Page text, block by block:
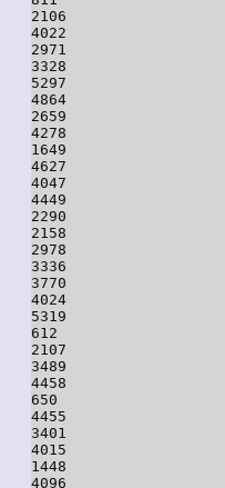
2106
4022
2971
3328
5297
4864
2659
4278
1649
4627
4047
4449
2290
2158
2978
3336
3770
4024
5319
612
2107
3489
4458
650
4455
3401
4015
1448
4096